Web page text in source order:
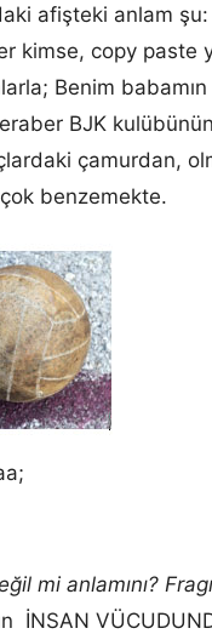
afişteki anlam
kimse, copy paste
Benim
BJK
çamurdan,
benzemekte.
mi anlamını?
İNSAN